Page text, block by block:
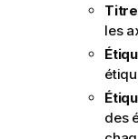
les
des